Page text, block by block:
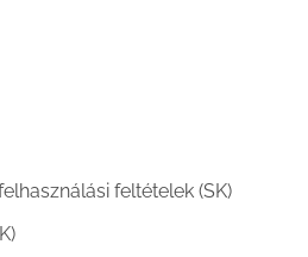
feltételek (SK)